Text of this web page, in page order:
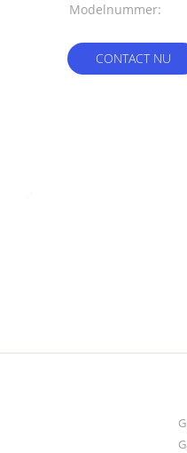
Modelnummer:
CONTACT NU